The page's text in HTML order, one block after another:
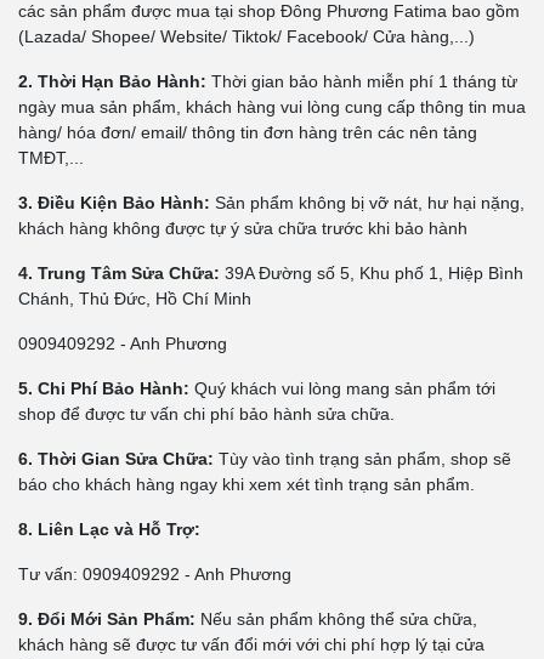
các sản phẩm được mua tại shop Đông Phương Fatima bao gồm
(Lazada/ Shopee/ Website/ Tiktok/ Facebook/ Cửa hàng,...)
2. Thời Hạn Bảo Hành: Thời gian bảo hành miễn phí 1 tháng từ
ngày mua sản phẩm, khách hàng vui lòng cung cấp thông tin mua
hàng/ hóa đơn/ email/ thông tin đơn hàng trên các nên tảng
TMĐT,...
3. Điều Kiện Bảo Hành: Sản phẩm không bị vỡ nát, hư hại nặng,
khách hàng không được tự ý sửa chữa trước khi bảo hành
4. Trung Tâm Sửa Chữa: 39A Đường số 5, Khu phố 1, Hiệp Bình
Chánh, Thủ Đức, Hồ Chí Minh
0909409292 - Anh Phương
5. Chi Phí Bảo Hành: Quý khách vui lòng mang sản phẩm tới
shop để được tư vấn chi phí bảo hành sửa chữa.
6. Thời Gian Sửa Chữa: Tùy vào tình trạng sản phẩm, shop sẽ
báo cho khách hàng ngay khi xem xét tình trạng sản phẩm.
8. Liên Lạc và Hỗ Trợ:
Tư vấn: 0909409292 - Anh Phương
9. Đổi Mới Sản Phẩm: Nếu sản phẩm không thể sửa chữa,
khách hàng sẽ được tư vấn đổi mới với chi phí hợp lý tại cửa